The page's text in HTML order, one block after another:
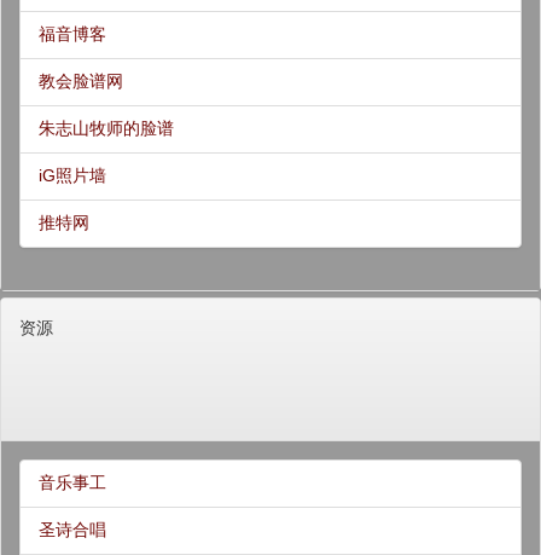
福音博客
教会脸谱网
朱志山牧师的脸谱
iG照片墙
推特网
资源
音乐事工
圣诗合唱